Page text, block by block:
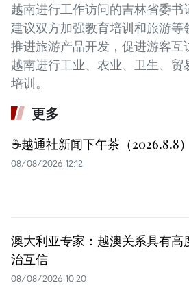
越南进行工作访问的吉林省委
建议双方加强教育培训和旅游等
推进旅游产品开发，促进游客互
越南进行工业、农业、卫生、
培训。
更多
☕️越通社新闻下午茶（2026.8.8）
08/08/2026 12:12
澳大利亚专家：越澳关系具有高
治互信
08/08/2026 10:20